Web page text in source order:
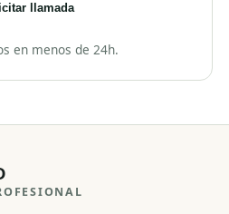
llamada
en menos de 24h.